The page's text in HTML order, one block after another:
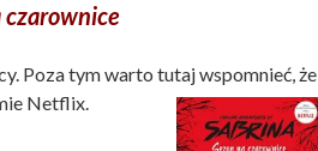
czarownice
Poza tym warto tutaj wspomnieć, że
Netflix.